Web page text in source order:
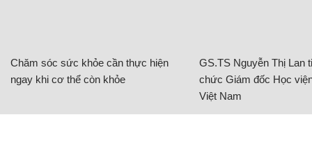
Chăm sóc sức khỏe cần thực hiện
ngay khi cơ thể còn khỏe
GS.TS Nguyễn Thị Lan
chức Giám đốc Học
Việt Nam